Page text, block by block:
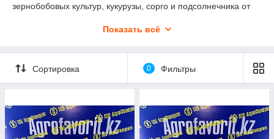
зернобобовых культур, кукурузы, сорго и подсолнечника от
отличаются от зерна основной просеиваемой культуры
отделяются при помощи решет и воздушным потоком.
Проводить чистку зерна необходимо перед засыпкой его на
хранение, сушкой, какой либо обработкой другого вида, а
также в случаях когда зерно доводится до
подготовка семенного материала. При проведении процесса
предварительной очистки комбайнового вороха зерновой
материал, первым делом, очищается от сорных легких
Показать всё
Сортировка 0 Фильтры